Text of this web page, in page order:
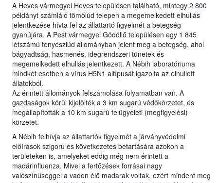
A Heves vármegyei Heves településen található, mintegy 2 800
példányt számláló tömőlúd telepen a megemelkedett elhullás
jelentkezése hívta fel az állattartó figyelmét a betegség
gyanújára. A Pest vármegyei Gödöllő településen egy 1 845
létszámú tenyészlúd állományban jelent meg a betegség, ahol
bágyadtság, hasmenés, idegrendszeri tünetek és
megemelkedett elhullás jelentkezett. A Nébih laboratóriuma
mindkét esetben a vírus H5N1 altípusát igazolta az elhullott
állatokból.
Az érintett állományok felszámolása folyamatban van. A
gazdaságok körül kijelölték a 3 km sugarú védőkörzetet, és
megállapították a 10 km sugarú felügyeleti (megfigyelési)
körzetet.
A Nébih felhívja az állattartók figyelmét a járványvédelmi
előírások szigorú és következetes betartására azokon a
területeken is, amelyeket eddig még nem érintett a
madárinfluenza. Mivel a fertőzések forrásai nagy
valószínűséggel a vadon élő madarak voltak, ezért mindent meg